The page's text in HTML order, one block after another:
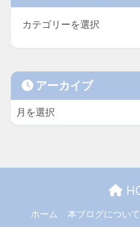
アーカイブ
ホーム 本ブログについて